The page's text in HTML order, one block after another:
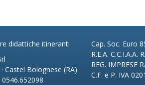
didattiche itineranti
Castel Bolognese (RA)
Cap. Soc. Euro
R.E.A. C.C.I.A.A.
REG. IMPRESE
C.F. e P. IVA